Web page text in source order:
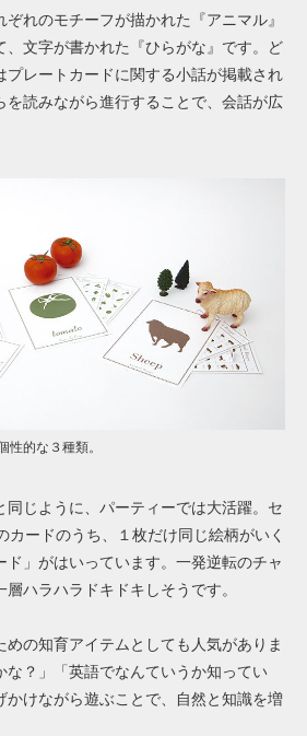
れのモチーフが描かれた『アニマル』
、文字が書かれた『ひらがな』です。ど
プレートカードに関する小話が掲載され
を読みながら進行することで、会話が広
性的な３種類。
同じように、パーティーでは大活躍。セ
カードのうち、１枚だけ同じ絵柄がいく
ド」がはいっています。一発逆転のチャ
ハラハラドキドキしそうです。
めの知育アイテムとしても人気がありま
な？」「英語でなんていうか知ってい
かけながら遊ぶことで、自然と知識を増